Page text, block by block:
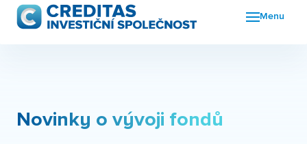
Menu
Novinky o vývoji fondů